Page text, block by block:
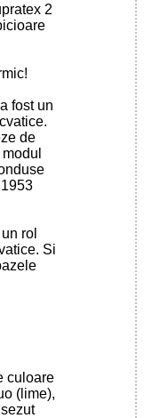
2
fost un
de
rol
Si
culoare
(lime),